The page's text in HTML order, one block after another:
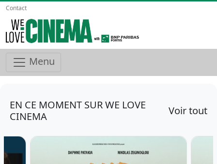
Contact
Menu
EN CE MOMENT SUR WE LOVE
CINEMA
Voir tout